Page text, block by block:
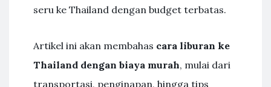
seru ke Thailand dengan budget terbatas.
Artikel ini akan membahas cara liburan ke
Thailand dengan biaya murah, mulai dari
transportasi, penginapan, hingga tips